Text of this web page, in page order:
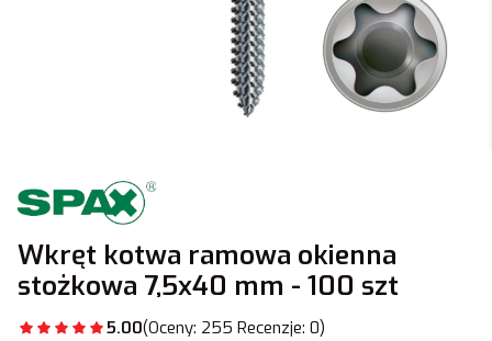
Wkręt kotwa ramowa okienna
stożkowa 7,5x40 mm - 100 szt
5.00(Oceny: 255 Recenzje: 0)